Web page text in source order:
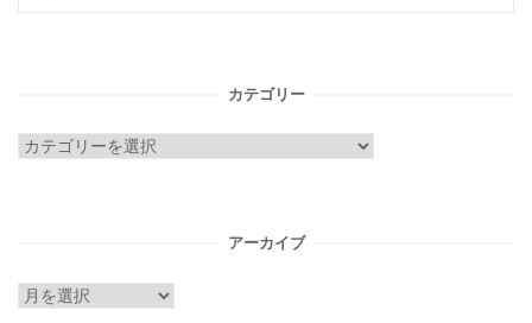
カテゴリー
カ
アーカイブ
ア